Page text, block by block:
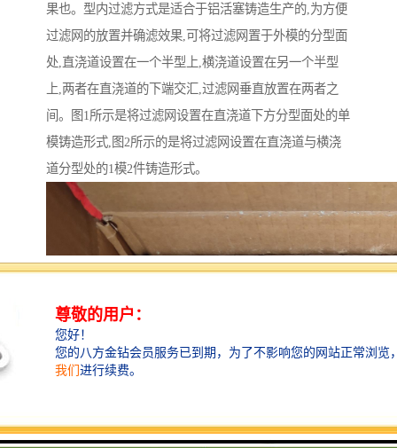
果也。型内过滤方式是适合于铝活塞铸造生产的,为方便
过滤网的放置并确滤效果,可将过滤网置于外模的分型面
处,直浇道设置在一个半型上,横浇道设置在另一个半型
上,两者在直浇道的下端交汇,过滤网垂直放置在两者之
间。图1所示是将过滤网设置在直浇道下方分型面处的单
模铸造形式,图2所示的是将过滤网设置在直浇道与横浇
道分型处的1模2件铸造形式。